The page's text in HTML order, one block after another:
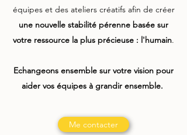
équipes et des ateliers créatifs afin de créer
une nouvelle stabilité pérenne basée sur
votre ressource la plus précieuse : l'humain.
Echangeons ensemble sur votre vision pour
aider vos équipes à grandir ensemble.
Me contacter